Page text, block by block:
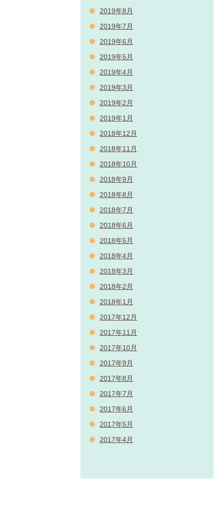
2019年8月
2019年7月
2019年6月
2019年5月
2019年4月
2019年3月
2019年2月
2019年1月
2018年12月
2018年11月
2018年10月
2018年9月
2018年8月
2018年7月
2018年6月
2018年5月
2018年4月
2018年3月
2018年2月
2018年1月
2017年12月
2017年11月
2017年10月
2017年9月
2017年8月
2017年7月
2017年6月
2017年5月
2017年4月